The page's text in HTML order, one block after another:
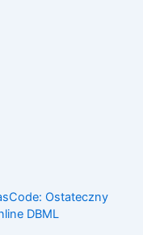
Ostateczny
DBML